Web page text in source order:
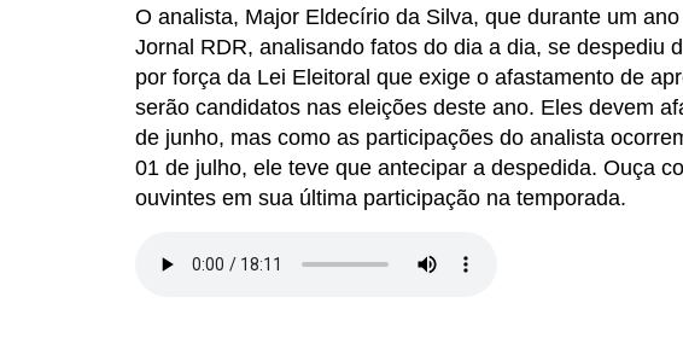
O analista, Major Eldecírio da Silva, que durante um
Jornal RDR, analisando fatos do dia a dia, se despediu
por força da Lei Eleitoral que exige o afastamento de
serão candidatos nas eleições deste ano. Eles devem
de junho, mas como as participações do analista
01 de julho, ele teve que antecipar a despedida. Ouça
ouvintes em sua última participação na temporada.